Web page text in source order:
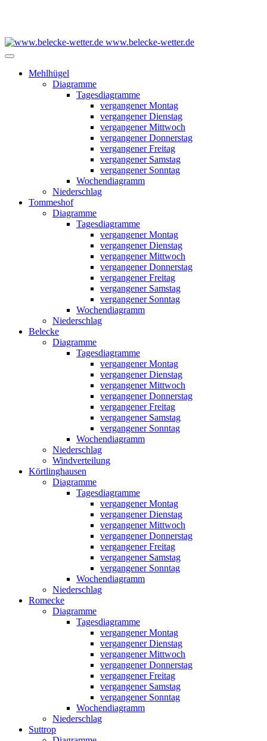
www.belecke-wetter.de
Mehlhügel
Diagramme
Tagesdiagramme
vergangener Montag
vergangener Dienstag
vergangener Mittwoch
vergangener Donnerstag
vergangener Freitag
vergangener Samstag
vergangener Sonntag
Wochendiagramm
Niederschlag
Tommeshof
Diagramme
Tagesdiagramme
vergangener Montag
vergangener Dienstag
vergangener Mittwoch
vergangener Donnerstag
vergangener Freitag
vergangener Samstag
vergangener Sonntag
Wochendiagramm
Niederschlag
Belecke
Diagramme
Tagesdiagramme
vergangener Montag
vergangener Dienstag
vergangener Mittwoch
vergangener Donnerstag
vergangener Freitag
vergangener Samstag
vergangener Sonntag
Wochendiagramm
Niederschlag
Windverteilung
Körtlinghausen
Diagramme
Tagesdiagramme
vergangener Montag
vergangener Dienstag
vergangener Mittwoch
vergangener Donnerstag
vergangener Freitag
vergangener Samstag
vergangener Sonntag
Wochendiagramm
Niederschlag
Romecke
Diagramme
Tagesdiagramme
vergangener Montag
vergangener Dienstag
vergangener Mittwoch
vergangener Donnerstag
vergangener Freitag
vergangener Samstag
vergangener Sonntag
Wochendiagramm
Niederschlag
Suttrop